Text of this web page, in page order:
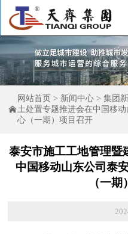

网站首页 > 新闻中心 > 集团
土处置专题推进会在中国移
心（一期）项目召开
泰安市施工工地管理暨
中国移动山东公司泰
（一